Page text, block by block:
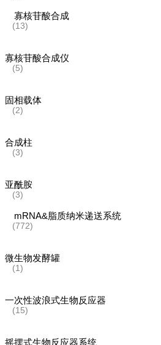
寡核苷酸合成
(13)
寡核苷酸合成仪
(5)
固相载体
(2)
合成柱
(3)
亚酰胺
(3)
mRNA&脂质纳米递送系统
(772)
微生物发酵罐
(1)
一次性波浪式生物反应器
(15)
摇摆式生物反应器系统